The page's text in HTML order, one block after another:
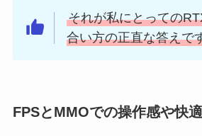
それが私にとっての
合い方の正直な答えで
FPSとMMOでの操作感や快